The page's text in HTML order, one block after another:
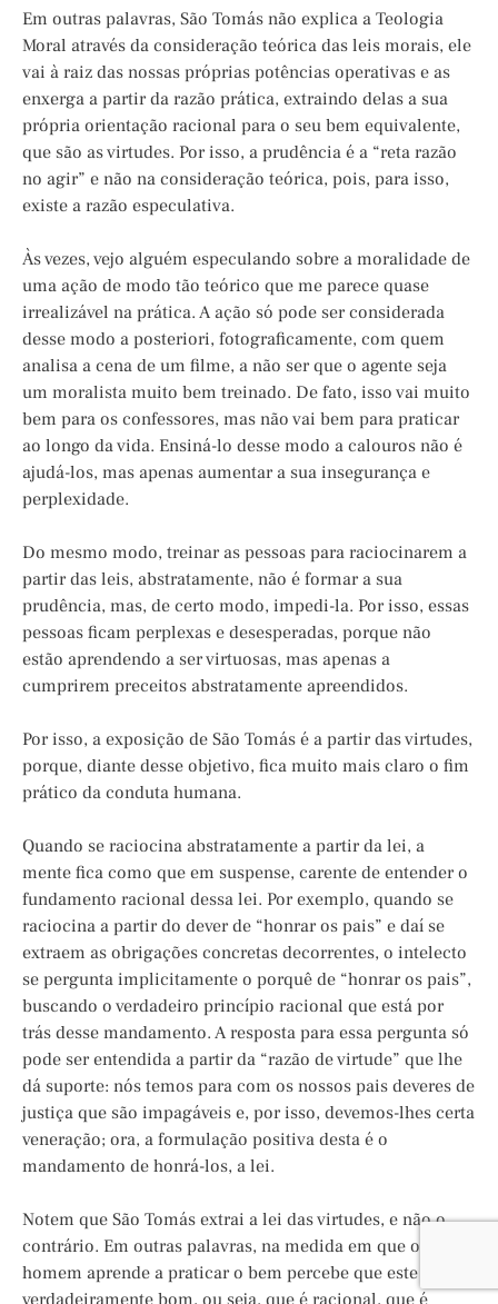
Em outras palavras, São Tomás não explica a Teologia
Moral através da consideração teórica das leis morais, ele
vai à raiz das nossas próprias potências operativas e as
enxerga a partir da razão prática, extraindo delas a sua
própria orientação racional para o seu bem equivalente,
que são as virtudes. Por isso, a prudência é a “reta razão
no agir” e não na consideração teórica, pois, para isso,
existe a razão especulativa.
Às vezes, vejo alguém especulando sobre a moralidade de
uma ação de modo tão teórico que me parece quase
irrealizável na prática. A ação só pode ser considerada
desse modo a posteriori, fotograficamente, com quem
analisa a cena de um filme, a não ser que o agente seja
um moralista muito bem treinado. De fato, isso vai muito
bem para os confessores, mas não vai bem para praticar
ao longo da vida. Ensiná-lo desse modo a calouros não é
ajudá-los, mas apenas aumentar a sua insegurança e
perplexidade.
Do mesmo modo, treinar as pessoas para raciocinarem a
partir das leis, abstratamente, não é formar a sua
prudência, mas, de certo modo, impedi-la. Por isso, essas
pessoas ficam perplexas e desesperadas, porque não
estão aprendendo a ser virtuosas, mas apenas a
cumprirem preceitos abstratamente apreendidos.
Por isso, a exposição de São Tomás é a partir das virtudes,
porque, diante desse objetivo, fica muito mais claro o fim
prático da conduta humana.
Quando se raciocina abstratamente a partir da lei, a
mente fica como que em suspense, carente de entender o
fundamento racional dessa lei. Por exemplo, quando se
raciocina a partir do dever de “honrar os pais” e daí se
extraem as obrigações concretas decorrentes, o intelecto
se pergunta implicitamente o porquê de “honrar os pais”,
buscando o verdadeiro princípio racional que está por
trás desse mandamento. A resposta para essa pergunta só
pode ser entendida a partir da “razão de virtude” que lhe
dá suporte: nós temos para com os nossos pais deveres de
justiça que são impagáveis e, por isso, devemos-lhes certa
veneração; ora, a formulação positiva desta é o
mandamento de honrá-los, a lei.
Notem que São Tomás extrai a lei das virtudes, e não o
contrário. Em outras palavras, na medida em que o
homem aprende a praticar o bem percebe que este é